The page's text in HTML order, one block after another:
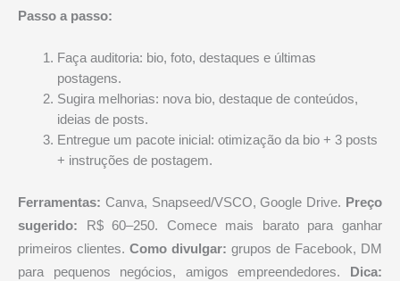
Passo a passo:
Faça auditoria: bio, foto, destaques e últimas
postagens.
Sugira melhorias: nova bio, destaque de conteúdos,
ideias de posts.
Entregue um pacote inicial: otimização da bio + 3 posts
+ instruções de postagem.
Ferramentas: Canva, Snapseed/VSCO, Google Drive. Preço
sugerido: R$ 60–250. Comece mais barato para ganhar
primeiros clientes. Como divulgar: grupos de Facebook, DM
para pequenos negócios, amigos empreendedores.
Dica: